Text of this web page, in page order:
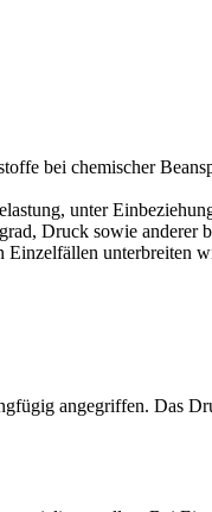
bei chemischer
unter
Druck sowie
unterbreiten
angegriffen. Das